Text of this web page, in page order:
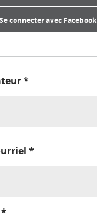
Se connecter avec Facebook
*
*
*